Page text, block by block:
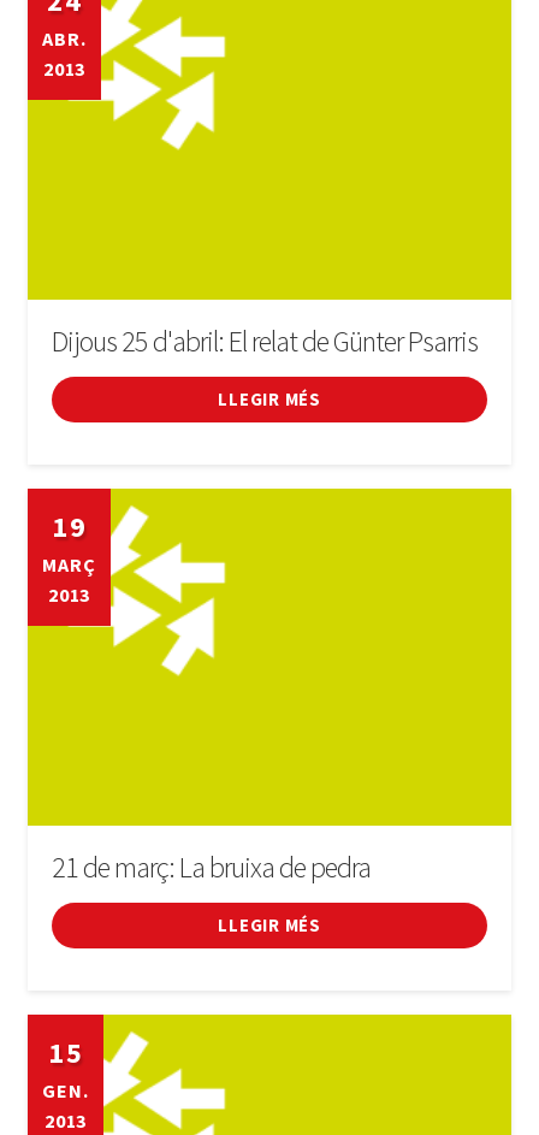
ABR.
2013
Dijous 25 d'abril: El relat de Günter Psarris
LLEGIR MÉS
19
MARÇ
2013
21 de març: La bruixa de pedra
LLEGIR MÉS
15
GEN.
2013